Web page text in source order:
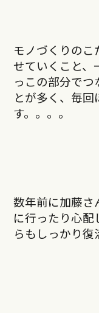
モノづくりのこ
せていくこと、
っこの部分で
とが多く、毎
す。。。。
数年前に加藤さ
に行ったり心
らもしっかり復